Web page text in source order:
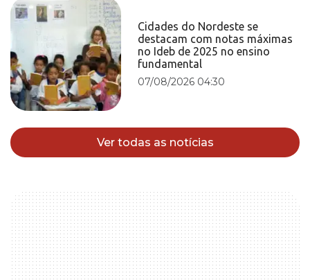
Cidades do Nordeste se
destacam com notas máximas
no Ideb de 2025 no ensino
fundamental
07/08/2026 04:30
Ver todas as notícias